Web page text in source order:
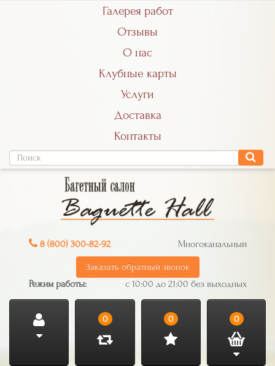
Галерея работ
Отзывы
О нас
Клубные карты
Услуги
Доставка
Контакты
8 (800) 300-82-92 Многоканальный
Заказать обратный звонок
Режим работы: с 10:00 до 21:00 без выходных
0 0 0